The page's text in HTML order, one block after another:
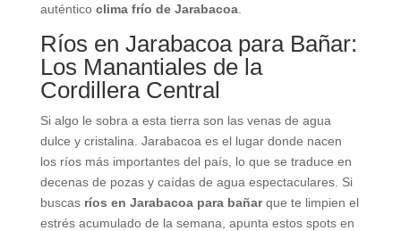
auténtico clima frío de Jarabacoa.
Ríos en Jarabacoa para Bañar:
Los Manantiales de la
Cordillera Central
Si algo le sobra a esta tierra son las venas de agua
dulce y cristalina. Jarabacoa es el lugar donde nacen
los ríos más importantes del país, lo que se traduce en
decenas de pozas y caídas de agua espectaculares. Si
buscas ríos en Jarabacoa para bañarque te limpien el
estrés acumulado de la semana, apunta estos spots en